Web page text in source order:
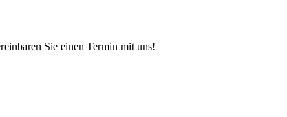
Sie einen Termin mit uns!